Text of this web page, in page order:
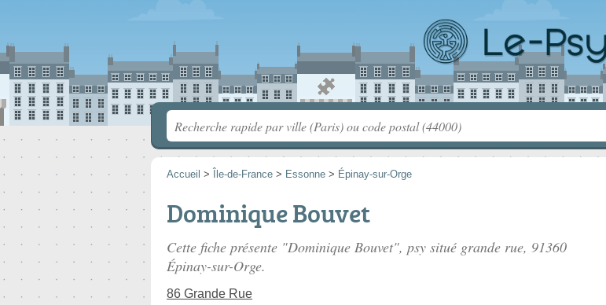
Accueil > Île-de-France > Essonne > Épinay-sur-Orge
Dominique Bouvet
Cette fiche présente "Dominique Bouvet", psy situé grande rue, 91360
Épinay-sur-Orge.
86 Grande Rue